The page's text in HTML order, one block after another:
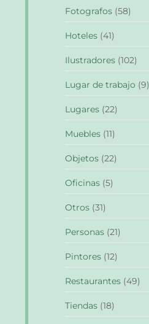
Fotografos (58)
Hoteles (41)
Ilustradores (102)
Lugar de trabajo (9)
Lugares (22)
Muebles (11)
Objetos (22)
Oficinas (5)
Otros (31)
Personas (21)
Pintores (12)
Restaurantes (49)
Tiendas (18)